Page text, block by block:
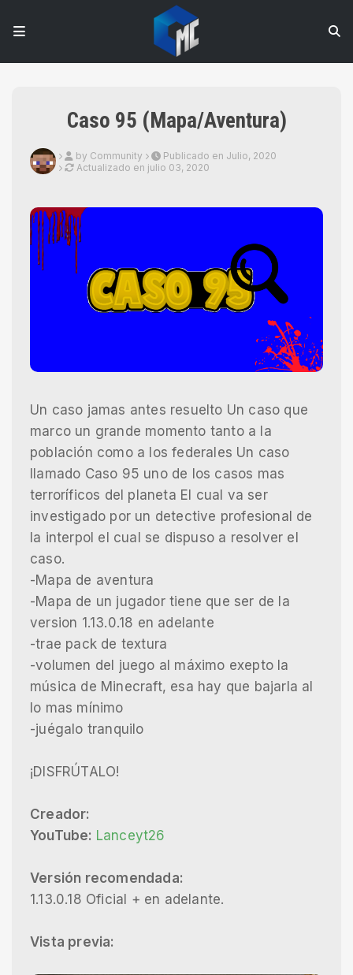
Caso 95 (Mapa/Aventura)
by Community
Publicado en Julio, 2020
Actualizado en julio 03, 2020
Un caso jamas antes resuelto Un caso que
marco un grande momento tanto a la
población como a los federales Un caso
llamado Caso 95 uno de los casos mas
terroríficos del planeta El cual va ser
investigado por un detective profesional de
la interpol el cual se dispuso a resolver el
caso.
-Mapa de aventura
-Mapa de un jugador tiene que ser de la
version 1.13.0.18 en adelante
-trae pack de textura
-volumen del juego al máximo exepto la
música de Minecraft, esa hay que bajarla al
lo mas mínimo
-juégalo tranquilo
¡DISFRÚTALO!
Creador:
YouTube: Lanceyt26
Versión recomendada:
1.13.0.18 Oficial + en adelante.
Vista previa: